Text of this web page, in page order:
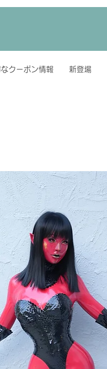
クーポン情報 新登場